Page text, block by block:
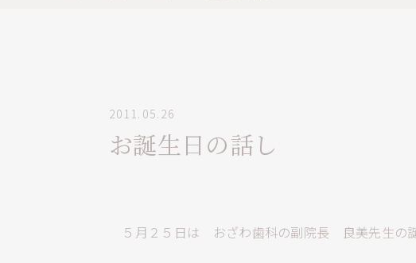
2011.05.26
お誕生日の話し
５月２５日は おざわ歯科の副院長 良美先生の誕